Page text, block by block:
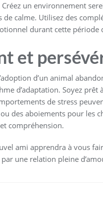
un environnement
de calme. Utilisez des
durant cette période
et
d’un animal
d’adaptation. Soyez prêt
de stress
des aboiements pour les
compréhension.
ami apprendra à vous
une relation pleine